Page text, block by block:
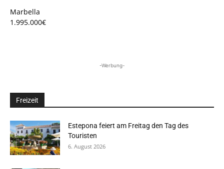
Marbella
1.995.000€
-Werbung-
Freizeit
Estepona feiert am Freitag den Tag des
Touristen
6. August 2026